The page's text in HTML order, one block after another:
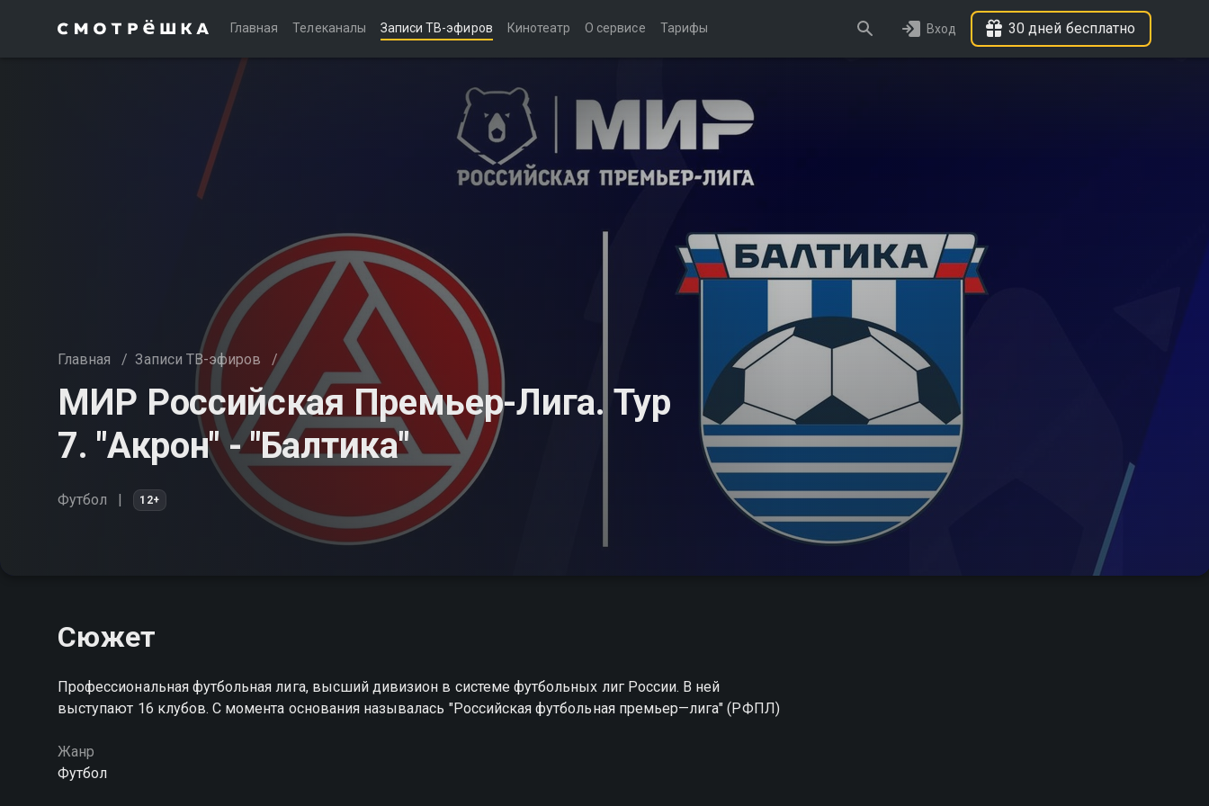
Главная Телеканалы Записи ТВ-эфиров Кинотеатр О сервисе Тарифы Вход 30 дней бесплатно
Главная / Записи ТВ-эфиров /
МИР Российская Премьер-Лига. Тур
7. "Акрон" - "Балтика"
Футбол 12+
Сюжет
Профессиональная футбольная лига, высший дивизион в системе футбольных лиг России. В ней
выступают 16 клубов. С момента основания называлась "Российская футбольная премьер—лига" (РФПЛ)
Жанр
Футбол